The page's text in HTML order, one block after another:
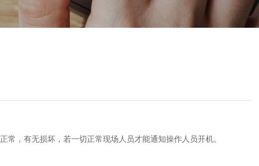
常，有无损坏，若一切正常现场人员才能通知操作人员开机。